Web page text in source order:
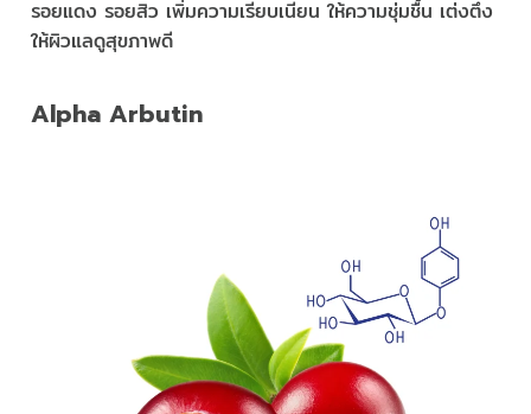
รอยแดง รอยสิว เพิ่มความเรียบเนียน ให้ความชุ่มชื้น เต่งตึง
ให้ผิวแลดูสุขภาพดี
Alpha Arbutin